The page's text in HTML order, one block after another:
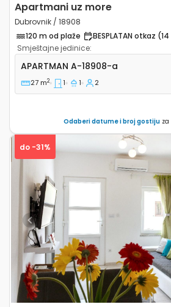
Apartmani uz more
Dubrovnik / 18908
120 m od plaže
BESPLATAN otkaz
Smještajne jedinice:
Jednosobni apartman
APARTMAN A-18908-a
27 m2 1 1 2
Odaberi datume i broj gostijuza
Previous
do -31%